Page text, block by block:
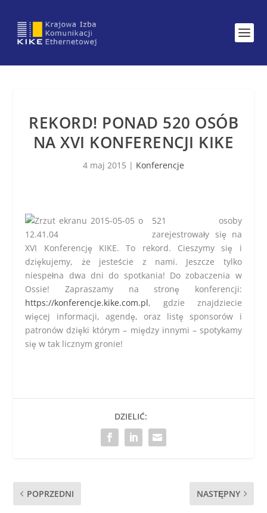
REKORD! PONAD 520 OSÓB
NA XVI KONFERENCJI KIKE
4 maj 2015 | Konferencje
521 osoby
zarejestrowały się na
XVI Konferencję KIKE. To rekord. Cieszymy się i
dziękujemy, że jesteście z nami. Jeszcze tylko
niespełna dwa dni do spotkania! Do zobaczenia w
Ossie! Zapraszamy na stronę konferencji:
https://konferencje.kike.com.pl, gdzie znajdziecie
więcej informacji, agendę, oraz listę sponsorów i
patronów dzięki którym – między innymi – spotykamy
się w tak licznym gronie!
DZIELIĆ:
POPRZEDNI NASTĘPNY